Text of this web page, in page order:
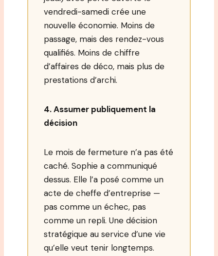
vendredi-samedi crée une
nouvelle économie. Moins de
passage, mais des rendez-vous
qualifiés. Moins de chiffre
d’affaires de déco, mais plus de
prestations d’archi.
4. Assumer publiquement la
décision
Le mois de fermeture n’a pas été
caché. Sophie a communiqué
dessus. Elle l’a posé comme un
acte de cheffe d’entreprise —
pas comme un échec, pas
comme un repli. Une décision
stratégique au service d’une vie
qu’elle veut tenir longtemps.